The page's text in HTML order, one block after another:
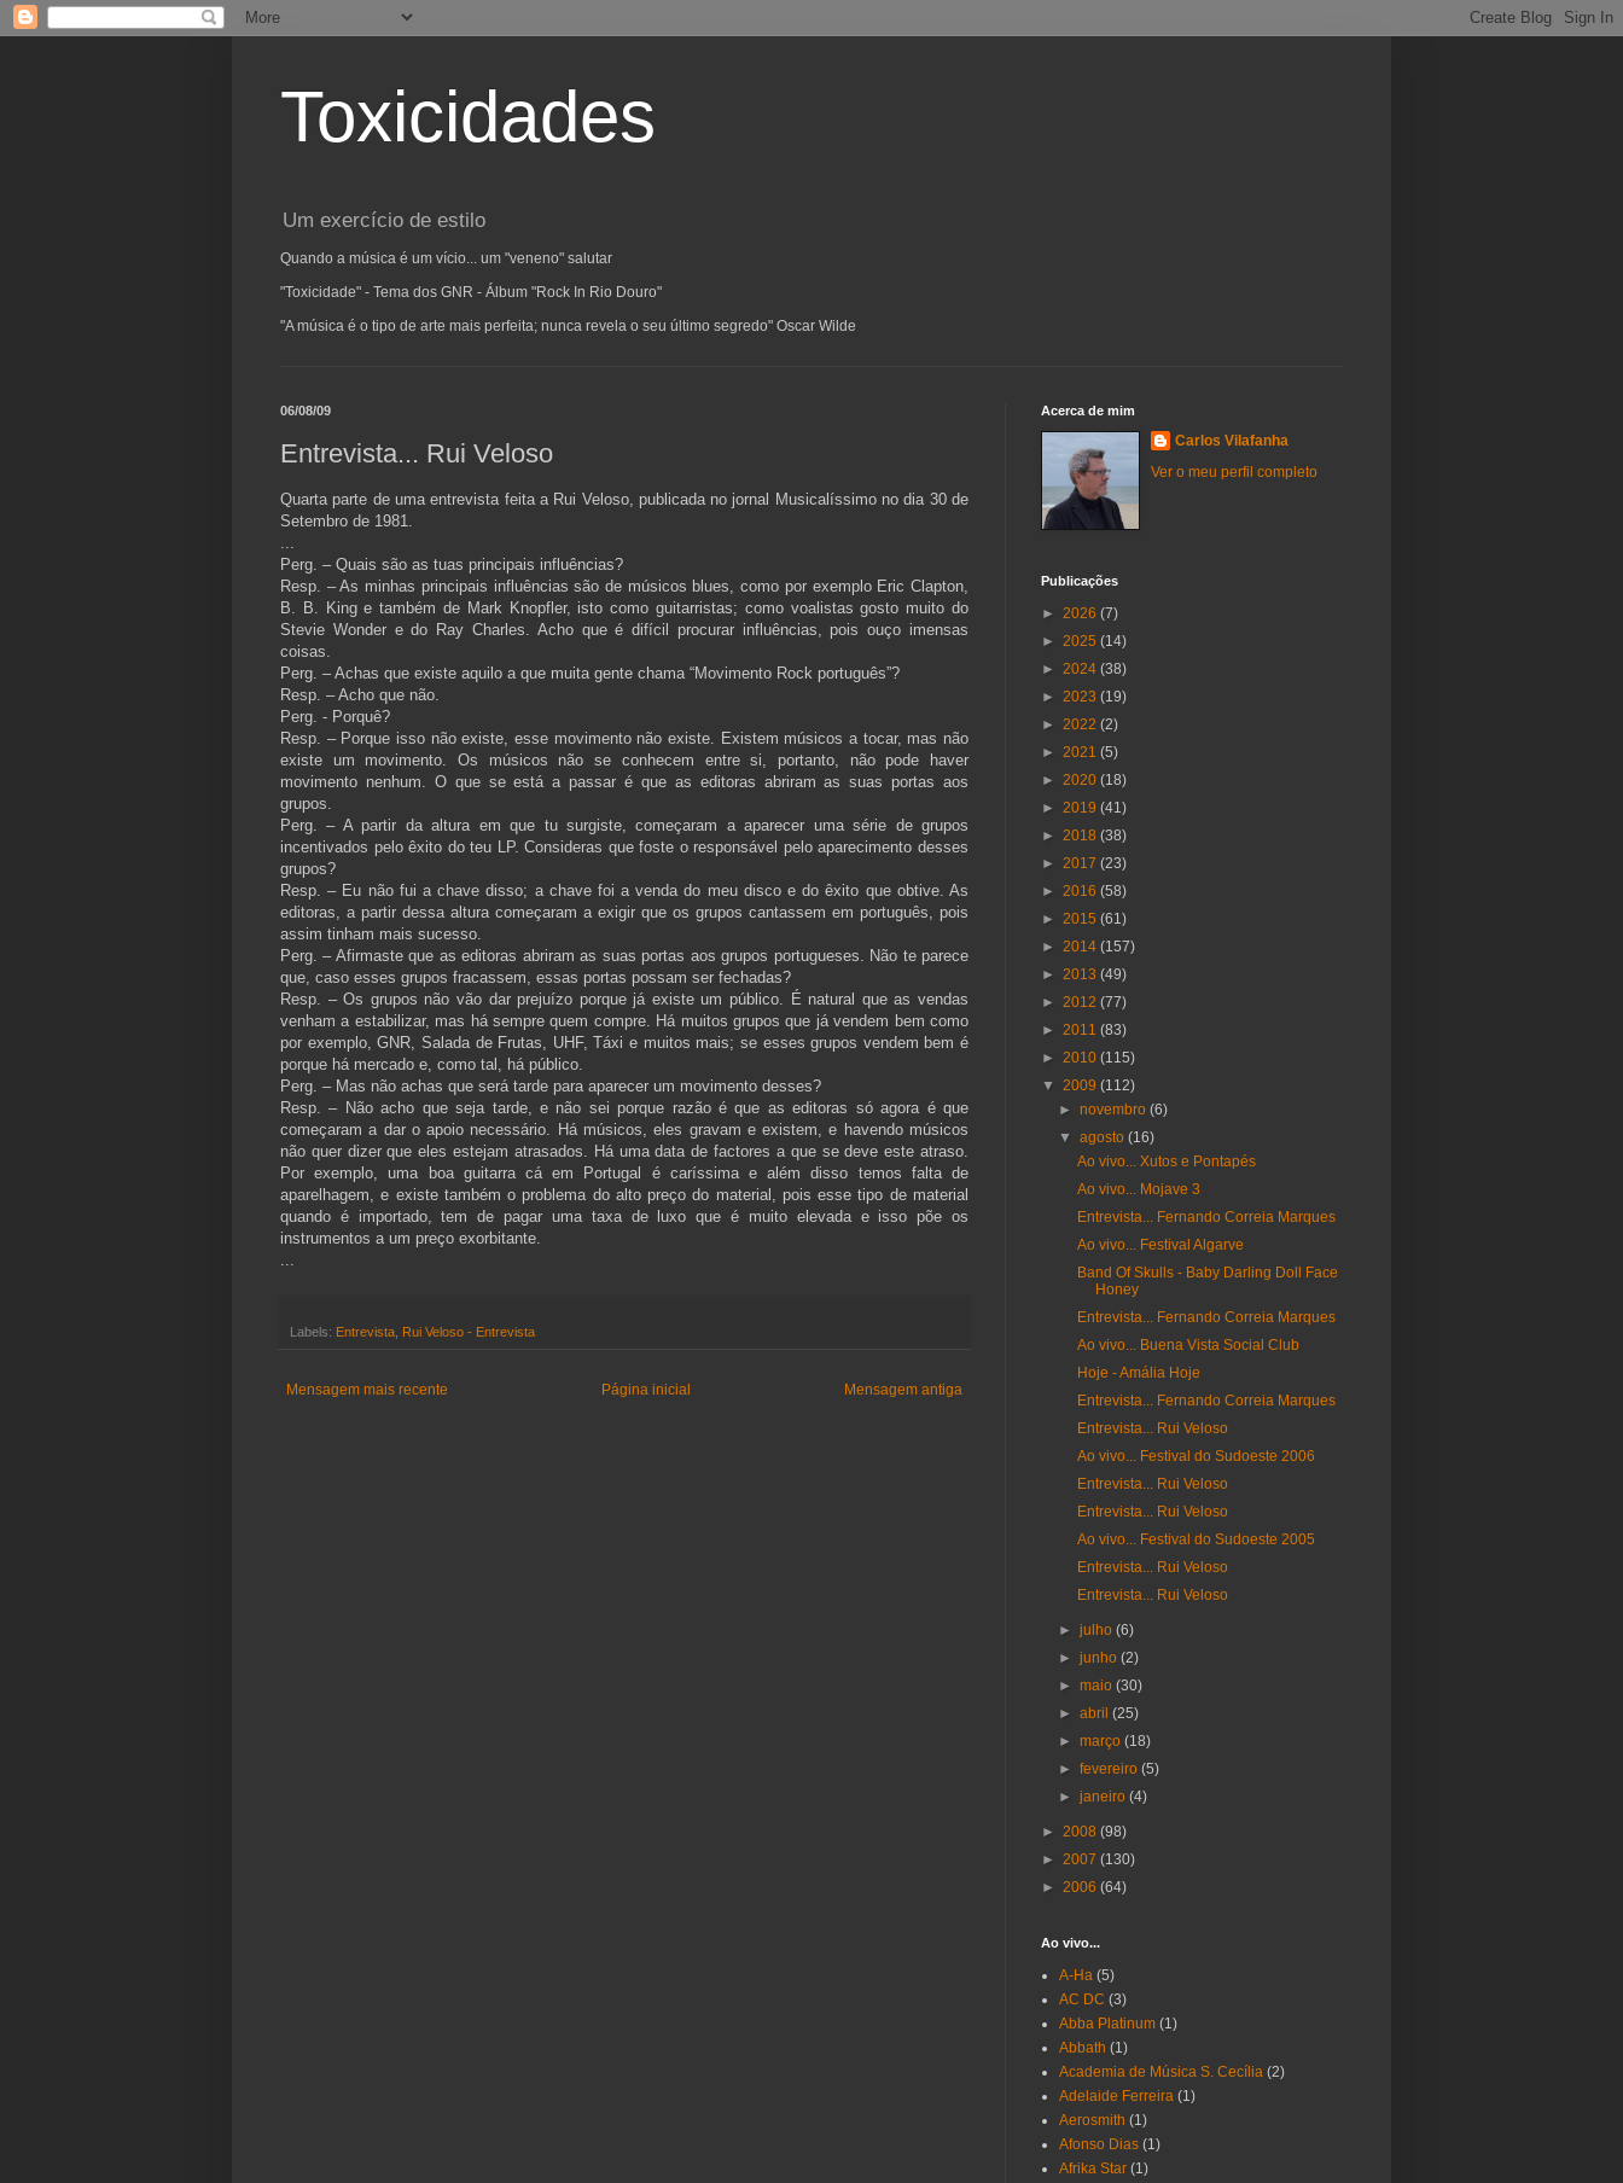
Toxicidades
Um exercício de estilo
Quando a música é um vício... um "veneno" salutar
"Toxicidade" - Tema dos GNR - Álbum "Rock In Rio Douro"
"A música é o tipo de arte mais perfeita; nunca revela o seu último segredo" Oscar Wilde
06/08/09
Entrevista... Rui Veloso
Quarta parte de uma entrevista feita a Rui Veloso, publicada no jornal Musicalíssimo no dia 30 de
Setembro de 1981.
...
Perg. – Quais são as tuas principais influências?
Resp. – As minhas principais influências são de músicos blues, como por exemplo Eric Clapton,
B. B. King e também de Mark Knopfler, isto como guitarristas; como voalistas gosto muito do
Stevie Wonder e do Ray Charles. Acho que é difícil procurar influências, pois ouço imensas
coisas.
Perg. – Achas que existe aquilo a que muita gente chama “Movimento Rock português”?
Resp. – Acho que não.
Perg. - Porquê?
Resp. – Porque isso não existe, esse movimento não existe. Existem músicos a tocar, mas não
existe um movimento. Os músicos não se conhecem entre si, portanto, não pode haver
movimento nenhum. O que se está a passar é que as editoras abriram as suas portas aos
grupos.
Perg. – A partir da altura em que tu surgiste, começaram a aparecer uma série de grupos
incentivados pelo êxito do teu LP. Consideras que foste o responsável pelo aparecimento desses
grupos?
Resp. – Eu não fui a chave disso; a chave foi a venda do meu disco e do êxito que obtive. As
editoras, a partir dessa altura começaram a exigir que os grupos cantassem em português, pois
assim tinham mais sucesso.
Perg. – Afirmaste que as editoras abriram as suas portas aos grupos portugueses. Não te parece
que, caso esses grupos fracassem, essas portas possam ser fechadas?
Resp. – Os grupos não vão dar prejuízo porque já existe um público. É natural que as vendas
venham a estabilizar, mas há sempre quem compre. Há muitos grupos que já vendem bem como
por exemplo, GNR, Salada de Frutas, UHF, Táxi e muitos mais; se esses grupos vendem bem é
porque há mercado e, como tal, há público.
Perg. – Mas não achas que será tarde para aparecer um movimento desses?
Resp. – Não acho que seja tarde, e não sei porque razão é que as editoras só agora é que
começaram a dar o apoio necessário. Há músicos, eles gravam e existem, e havendo músicos
não quer dizer que eles estejam atrasados. Há uma data de factores a que se deve este atraso.
Por exemplo, uma boa guitarra cá em Portugal é caríssima e além disso temos falta de
aparelhagem, e existe também o problema do alto preço do material, pois esse tipo de material
quando é importado, tem de pagar uma taxa de luxo que é muito elevada e isso põe os
instrumentos a um preço exorbitante.
...
Labels: Entrevista Rui Veloso - Entrevista
Mensagem mais recente Mensagem antiga
Página inicial
Acerca de mim
Carlos Vilafanha
Ver o meu perfil completo
Publicações
► 2026 (7)
► 2025 (14)
► 2024 (38)
► 2023 (19)
► 2022 (2)
► 2021 (5)
► 2020 (18)
► 2019 (41)
► 2018 (38)
► 2017 (23)
► 2016 (58)
► 2015 (61)
► 2014 (157)
► 2013 (49)
► 2012 (77)
► 2011 (83)
► 2010 (115)
▼ 2009 (112)
►novembro(6)
▼agosto(16)
Ao vivo... Xutos e Pontapés
Ao vivo... Mojave 3
Entrevista... Fernando Correia Marques
Ao vivo... Festival Algarve
Band Of Skulls - Baby Darling Doll Face
Honey
Entrevista... Fernando Correia Marques
Ao vivo... Buena Vista Social Club
Hoje - Amália Hoje
Entrevista... Fernando Correia Marques
Entrevista... Rui Veloso
Ao vivo... Festival do Sudoeste 2006
Entrevista... Rui Veloso
Entrevista... Rui Veloso
Ao vivo... Festival do Sudoeste 2005
Entrevista... Rui Veloso
Entrevista... Rui Veloso
►julho(6)
►junho(2)
►maio(30)
►abril(25)
►março(18)
►fevereiro(5)
►janeiro(4)
► 2008 (98)
► 2007 (130)
► 2006 (64)
Ao vivo...
A-Ha (5)
AC DC (3)
Abba Platinum (1)
Abbath (1)
Academia de Música S. Cecília (2)
Adelaide Ferreira (1)
Aerosmith (1)
Afonso Dias (1)
Afrika Star (1)